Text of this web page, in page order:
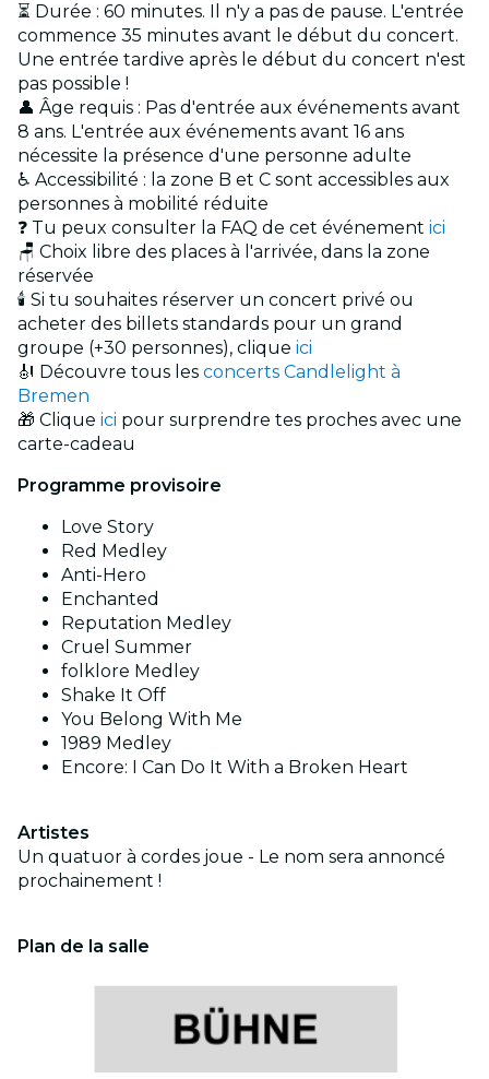
⏳ Durée : 60 minutes. Il n'y a pas de pause. L'entrée
commence 35 minutes avant le début du concert.
Une entrée tardive après le début du concert n'est
pas possible !
👤 Âge requis : Pas d'entrée aux événements avant
8 ans. L'entrée aux événements avant 16 ans
nécessite la présence d'une personne adulte
♿ Accessibilité : la zone B et C sont accessibles aux
personnes à mobilité réduite
❓ Tu peux consulter la FAQ de cet événement ici
🪑 Choix libre des places à l'arrivée, dans la zone
réservée
🕯️ Si tu souhaites réserver un concert privé ou
acheter des billets standards pour un grand
groupe (+30 personnes), clique ici
🎻 Découvre tous les concerts Candlelight à
Bremen
🎁 Clique ici pour surprendre tes proches avec une
carte-cadeau
Programme provisoire
Love Story
Red Medley
Anti-Hero
Enchanted
Reputation Medley
Cruel Summer
folklore Medley
Shake It Off
You Belong With Me
1989 Medley
Encore: I Can Do It With a Broken Heart
Artistes
Un quatuor à cordes joue - Le nom sera annoncé
prochainement !
Plan de la salle